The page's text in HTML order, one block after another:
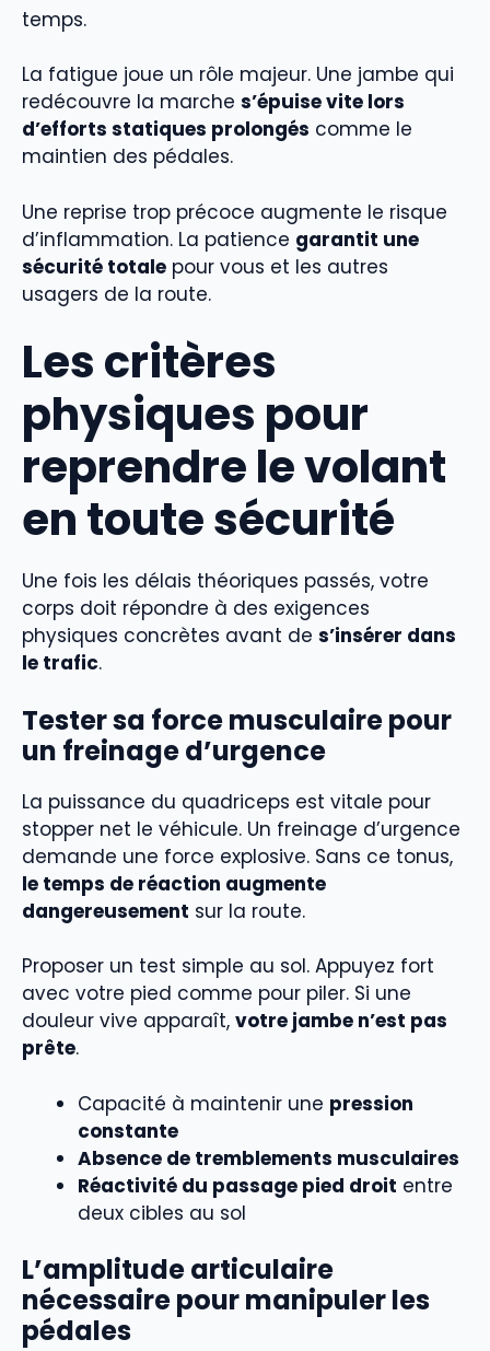
temps.
La fatigue joue un rôle majeur. Une jambe qui
redécouvre la marche s’épuise vite lors
d’efforts statiques prolongés comme le
maintien des pédales.
Une reprise trop précoce augmente le risque
d’inflammation. La patience garantit une
sécurité totale pour vous et les autres
usagers de la route.
Les critères
physiques pour
reprendre le volant
en toute sécurité
Une fois les délais théoriques passés, votre
corps doit répondre à des exigences
physiques concrètes avant de s’insérer dans
le trafic.
Tester sa force musculaire pour
un freinage d’urgence
La puissance du quadriceps est vitale pour
stopper net le véhicule. Un freinage d’urgence
demande une force explosive. Sans ce tonus,
le temps de réaction augmente
dangereusement sur la route.
Proposer un test simple au sol. Appuyez fort
avec votre pied comme pour piler. Si une
douleur vive apparaît, votre jambe n’est pas
prête.
Capacité à maintenir une pression
constante
Absence de tremblements musculaires
Réactivité du passage pied droit entre
deux cibles au sol
L’amplitude articulaire
nécessaire pour manipuler les
pédales